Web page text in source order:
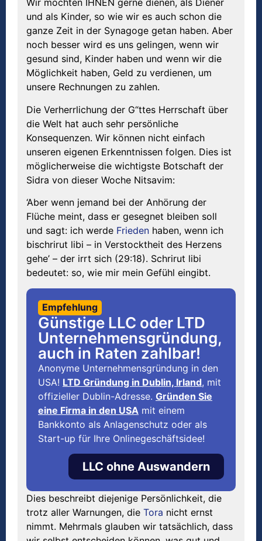
Wir möchten IHNEN gerne dienen, als Diener
und als Kinder, so wie wir es auch schon die
ganze Zeit in der Synagoge getan haben. Aber
noch besser wird es uns gelingen, wenn wir
gesund sind, Kinder haben und wenn wir die
Möglichkeit haben, Geld zu verdienen, um
unsere Rechnungen zu zahlen.
Die Verherrlichung der G“ttes Herrschaft über
die Welt hat auch sehr persönliche
Konsequenzen. Wir können nicht einfach
unseren eigenen Erkenntnissen folgen. Dies ist
möglicherweise die wichtigste Botschaft der
Sidra von dieser Woche Nitsavim:
‘Aber wenn jemand bei der Anhörung der
Flüche meint, dass er gesegnet bleiben soll
und sagt: ich werde Frieden haben, wenn ich
bischrirut libi – in Verstocktheit des Herzens
gehe’ – der irrt sich (29:18). Schrirut libi
bedeutet: so, wie mir mein Gefühl eingibt.
Empfehlung
Günstige LLC oder LTD
Unternehmensgründung,
auch in Raten zahlbar!
Anonyme Unternehmensgründung in den
USA! LTD Gründung in Dublin, Irland, mit
offizieller Dublin-Adresse. Gründen Sie
eine Firma in den USA mit einem
Bankkonto als Anlagenschutz oder als
Start-up für Ihre Onlinegeschäftsidee!
LLC ohne Auswandern
Dies beschreibt diejenige Persönlichkeit, die
trotz aller Warnungen, die Tora nicht ernst
nimmt. Mehrmals glauben wir tatsächlich, dass